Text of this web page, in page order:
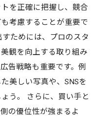
を正確に把握し、競合
考慮することが重要で
ためには、プロのスタ
観を向上する取り組み
告戦略も重要です。例
美しい写真や、SNSを
う。 さらに、買い手と
の優位性が強まるよ